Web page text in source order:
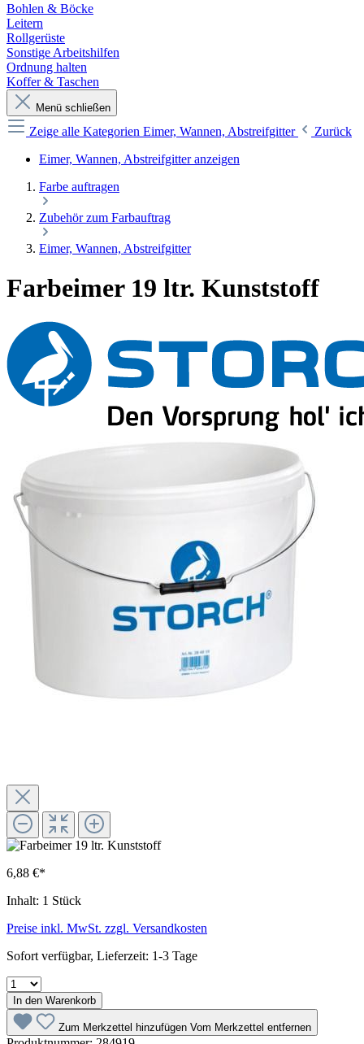
Bohlen & Böcke
Leitern
Rollgerüste
Sonstige Arbeitshilfen
Ordnung halten
Koffer & Taschen
Menü schließen
Zeige alle Kategorien Eimer, Wannen, Abstreifgitter
Zurück
Eimer, Wannen, Abstreifgitter anzeigen
Farbe auftragen
Zubehör zum Farbauftrag
Eimer, Wannen, Abstreifgitter
Farbeimer 19 ltr. Kunststoff
6,88 €*
Inhalt: 1 Stück
Preise inkl. MwSt. zzgl. Versandkosten
Sofort verfügbar, Lieferzeit: 1-3 Tage
In den Warenkorb
Zum Merkzettel hinzufügen Vom Merkzettel entfernen